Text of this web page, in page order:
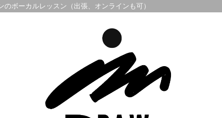
ーカルレッスン（出張、オンラインも可）